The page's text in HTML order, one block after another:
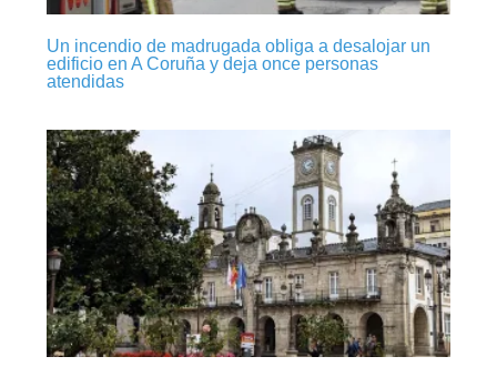
Un incendio de madrugada obliga a desalojar un
edificio en A Coruña y deja once personas
atendidas